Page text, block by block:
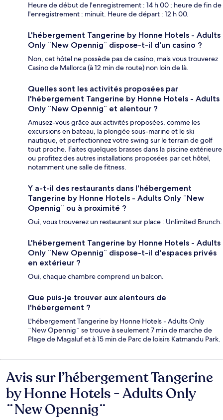
Heure de début de l'enregistrement : 14 h 00 ; heure de fin de
l'enregistrement : minuit. Heure de départ : 12 h 00.
L'hébergement Tangerine by Honne Hotels - Adults
Only ¨New Opennig¨ dispose-t-il d'un casino ?
Non, cet hôtel ne possède pas de casino, mais vous trouverez
Casino de Mallorca (à 12 min de route) non loin de là.
Quelles sont les activités proposées par
l'hébergement Tangerine by Honne Hotels - Adults
Only ¨New Opennig¨ et alentour ?
Amusez-vous grâce aux activités proposées, comme les
excursions en bateau, la plongée sous-marine et le ski
nautique, et perfectionnez votre swing sur le terrain de golf
tout proche. Faites quelques brasses dans la piscine extérieure
ou profitez des autres installations proposées par cet hôtel,
notamment une salle de fitness.
Y a-t-il des restaurants dans l'hébergement
Tangerine by Honne Hotels - Adults Only ¨New
Opennig¨ ou à proximité ?
Oui, vous trouverez un restaurant sur place : Unlimited Brunch.
L'hébergement Tangerine by Honne Hotels - Adults
Only ¨New Opennig¨ dispose-t-il d'espaces privés
en extérieur ?
Oui, chaque chambre comprend un balcon.
Que puis-je trouver aux alentours de
l'hébergement ?
L'hébergement Tangerine by Honne Hotels - Adults Only
¨New Opennig¨ se trouve à seulement 7 min de marche de
Plage de Magaluf et à 15 min de Parc de loisirs Katmandu Park.
Avis
Avis sur l’hébergement Tangerine
by Honne Hotels - Adults Only
¨New Opennig¨